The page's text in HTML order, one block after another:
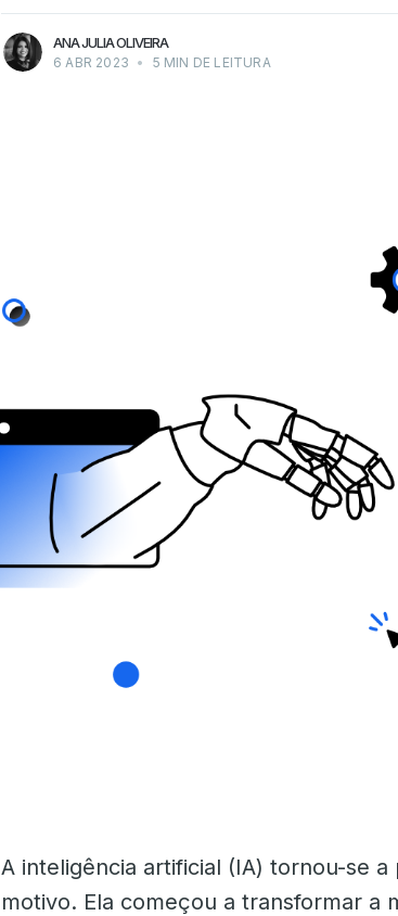
ANA JULIA OLIVEIRA
6 ABR 2023 • 5 MIN DE LEITURA
A inteligência artificial (IA) tornou-se
motivo. Ela começou a transformar a